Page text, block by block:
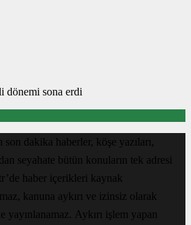
dönemi sona erdi
dakika haberler, köşe yazıları,
seyahate bütün konuların tek adresi
haber içerikleri kaynak
kanuna aykırı ve izinsiz olarak
yayınlanamaz. Aykırı işlem yapan